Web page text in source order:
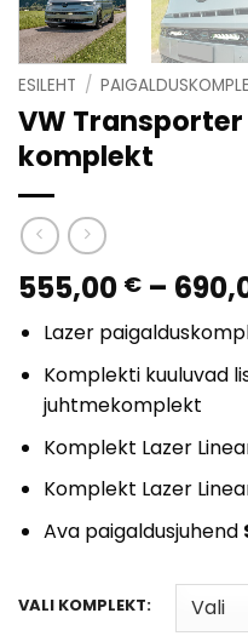
ESILEHT /
VW
komplekt
555,00 € –
Lazer
Komplekti kuuluvad
juhtmekomplekt
Komplekt Lazer
Komplekt Lazer
Ava paigaldusjuhend
VALI KOMPLEKT: